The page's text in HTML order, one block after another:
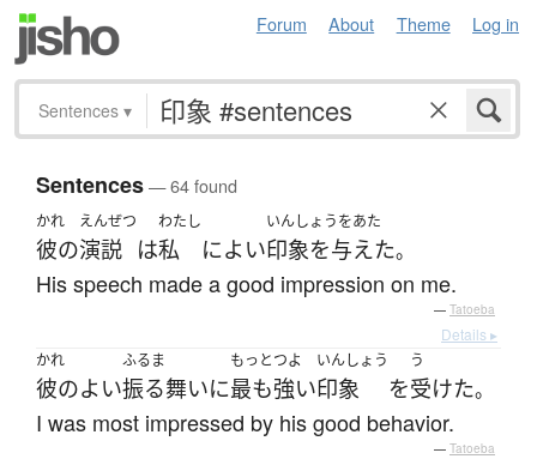
Forum About Theme Log in
Sentences ▾
Sentences— 64 found
かれ
彼の
えんぜつ
演説 は
わたし
私 によい
いんしょうをあた
印象を与えた。
His speech made a good impression on me.
— Tatoeba
Details ▸
かれ
彼のよい
ふるま
振る舞いに
もっと
最も
つよ
強い
いんしょう
印象 を
う
受けた。
I was most impressed by his good behavior.
— Tatoeba